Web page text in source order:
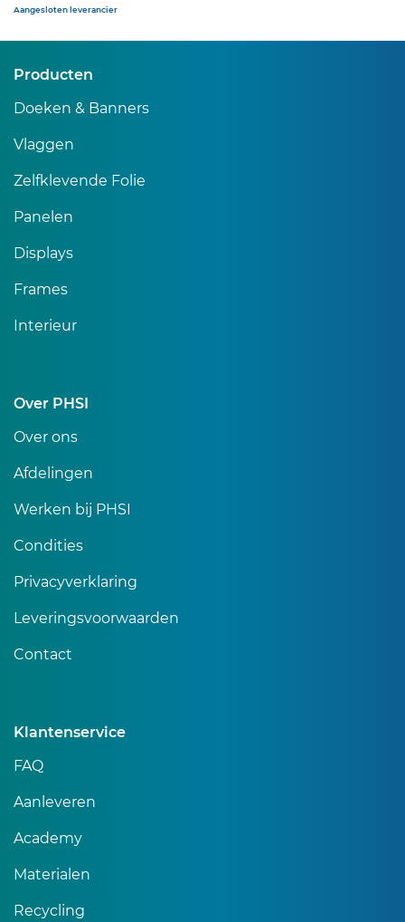
Sibon
Aangesloten leverancier
Producten
Doeken & Banners
Vlaggen
Zelfklevende Folie
Panelen
Displays
Frames
Interieur
Over PHSI
Over ons
Afdelingen
Werken bij PHSI
Condities
Privacyverklaring
Leveringsvoorwaarden
Contact
Klantenservice
FAQ
Aanleveren
Academy
Materialen
Recycling